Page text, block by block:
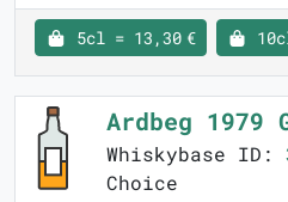
5cl = 13,30 €
Ardbeg 1979
Whiskybase ID:
Choice